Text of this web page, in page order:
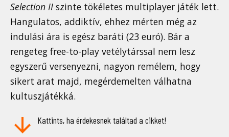
Selection II szinte tökéletes multiplayer játék lett.
Hangulatos, addiktív, ehhez mérten még az
indulási ára is egész baráti (23 euró). Bár a
rengeteg free-to-play vetélytárssal nem lesz
egyszerű versenyezni, nagyon remélem, hogy
sikert arat majd, megérdemelten válhatna
kultuszjátékká.
Kattints, ha érdekesnek találtad a cikket!